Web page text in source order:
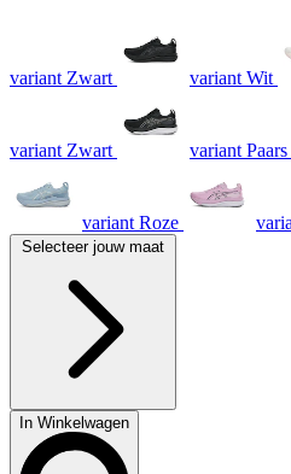
variant Zwart variant Wit
variant Zwart variant Paars
variant Roze
Selecteer jouw maat
In Winkelwagen